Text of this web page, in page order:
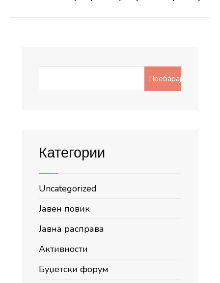
Пребарај
Категории
Uncategorized
Јавен повик
Јавна расправа
Активности
Буџетски форум